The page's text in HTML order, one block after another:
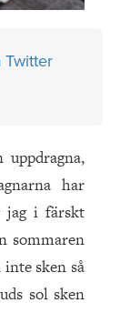
Twitter
har
jag i färskt
sommaren
sken så
sol sken